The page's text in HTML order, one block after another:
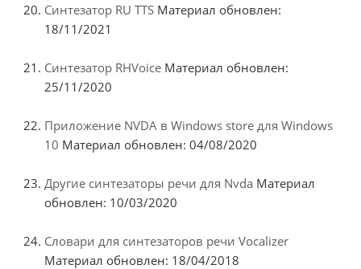
Синтезатор RU TTS Материал обновлен:
18/11/2021
Синтезатор RHVoice Материал обновлен:
25/11/2020
Приложение NVDA в Windows store для Windows
10 Материал обновлен: 04/08/2020
Другие синтезаторы речи для Nvda Материал
обновлен: 10/03/2020
Словари для синтезаторов речи Vocalizer
Материал обновлен: 18/04/2018